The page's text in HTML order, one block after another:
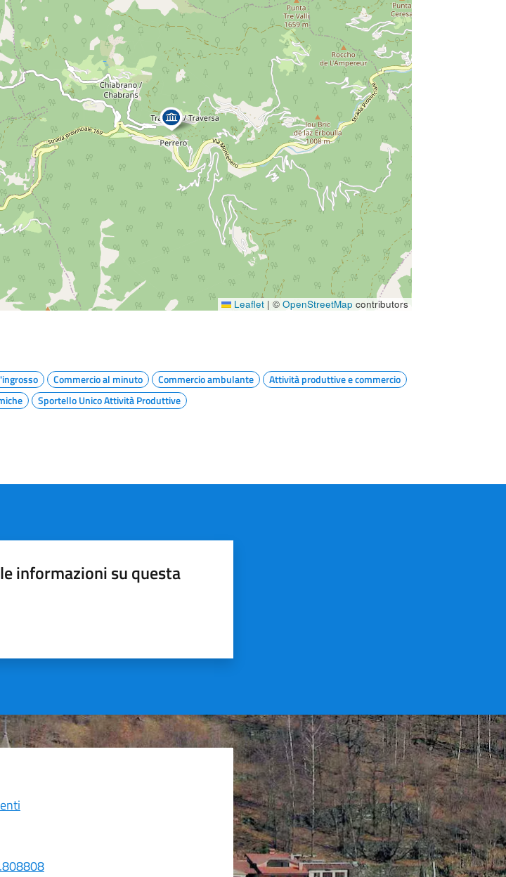
Leaflet | © OpenStreetMap contributors
Commercio al minuto Commercio ambulante
Attività produttive e commercio
Sportello Unico Attività Produttive
informazioni su questa